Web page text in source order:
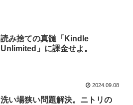
読み捨ての真髄「Kindle
Unlimited」に課金せよ。
2024.09.08
洗い場狭い問題解決。ニトリの